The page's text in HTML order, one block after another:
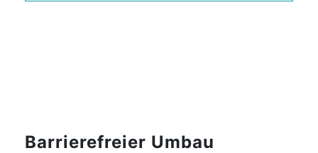
Barrierefreier Umbau